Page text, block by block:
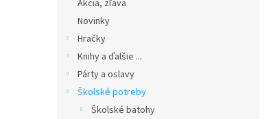
Akcia, zľava
Novinky
Hračky
Knihy a ďalšie ...
Párty a oslavy
Školské potreby
Školské batohy